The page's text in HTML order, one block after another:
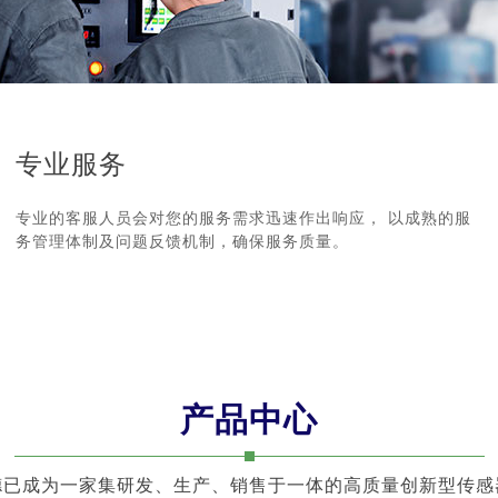
专业服务
专业的客服人员会对您的服务需求迅速作出响应， 以成熟的服
务管理体制及问题反馈机制，确保服务质量。
产品中心
成为一家集研发、生产、销售于一体的高质量创新型传